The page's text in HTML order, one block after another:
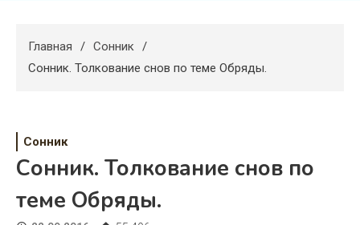
Худеем
Жизнь
Главная
Сонник
Сонник. Толкование снов по теме Обряды.
Сонник
Сонник. Толкование снов по
теме Обряды.